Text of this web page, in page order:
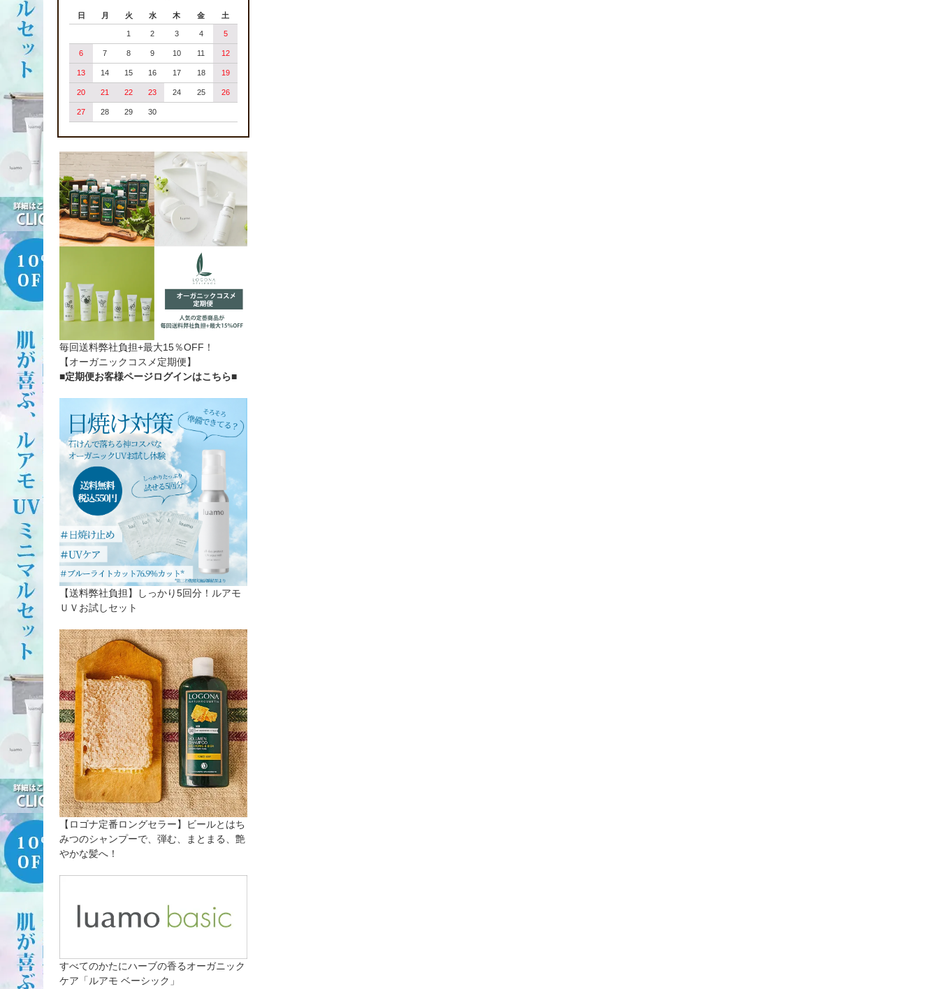
日 月 火 水 木 金 土
1 2 3 4 5
6 7 8 9 10 11 12
13 14 15 16 17 18 19
20 21 22 23 24 25 26
27 28 29 30
毎回送料弊社負担+最大15％OFF！
【オーガニックコスメ定期便】
■定期便お客様ページログインはこちら■
【送料弊社負担】しっかり5回分！ルアモ
ＵＶお試しセット
【ロゴナ定番ロングセラー】ビールとはち
みつのシャンプーで、弾む、まとまる、艶
やかな髪へ！
すべてのかたにハーブの香るオーガニック
ケア「ルアモ ベーシック」